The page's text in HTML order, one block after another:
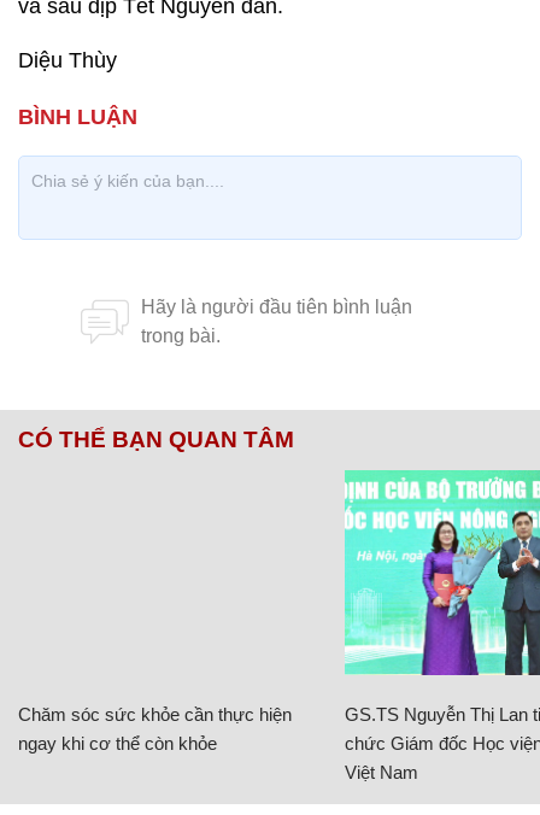
và sau dịp Tết Nguyên đán.
Diệu Thùy
CÓ THỂ BẠN QUAN TÂM
Chăm sóc sức khỏe cần thực hiện
ngay khi cơ thể còn khỏe
GS.TS Nguyễn Thị Lan
chức Giám đốc Học
Việt Nam